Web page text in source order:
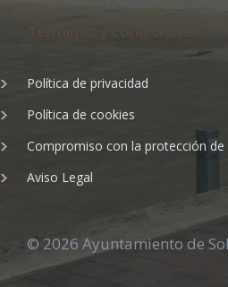
Política de privacidad
Política de cookies
Compromiso con la protección
Aviso Legal
© 2026 Ayuntamiento de